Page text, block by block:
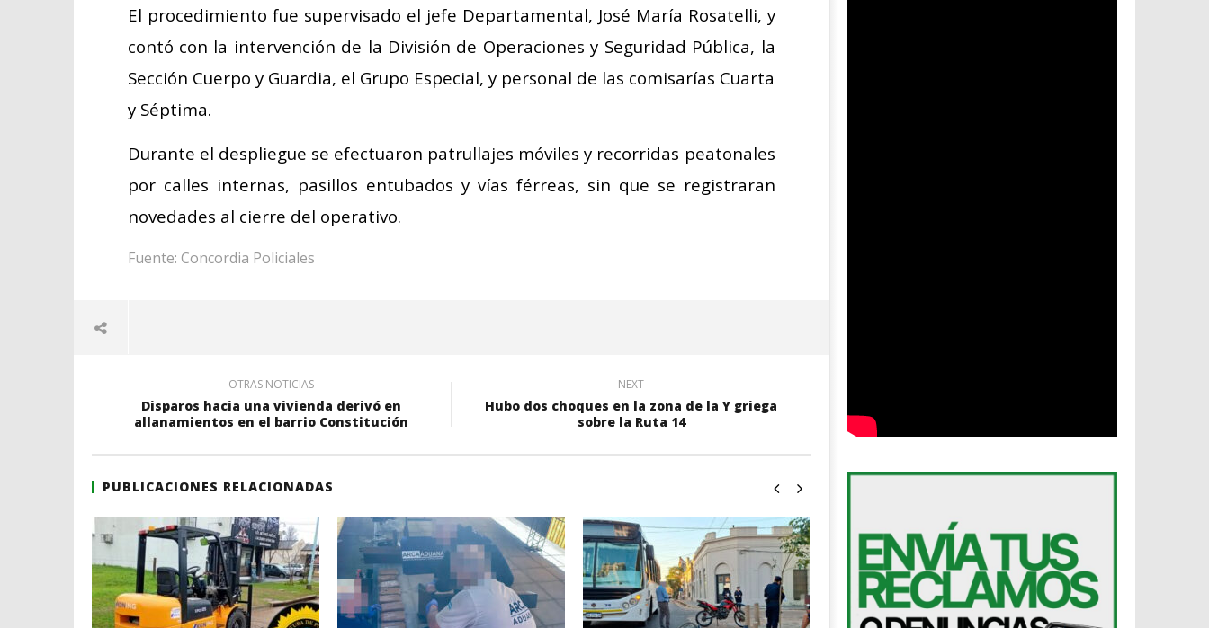
El procedimiento fue supervisado el jefe Departamental, José María Rosatelli, y
contó con la intervención de la División de Operaciones y Seguridad Pública, la
Sección Cuerpo y Guardia, el Grupo Especial, y personal de las comisarías Cuarta
y Séptima.
Durante el despliegue se efectuaron patrullajes móviles y recorridas peatonales
por calles internas, pasillos entubados y vías férreas, sin que se registraran
novedades al cierre del operativo.
Fuente: Concordia Policiales
OTRAS NOTICIAS
Disparos hacia una vivienda derivó en
allanamientos en el barrio Constitución
NEXT
Hubo dos choques en la zona de la Y griega
sobre la Ruta 14
PUBLICACIONES RELACIONADAS